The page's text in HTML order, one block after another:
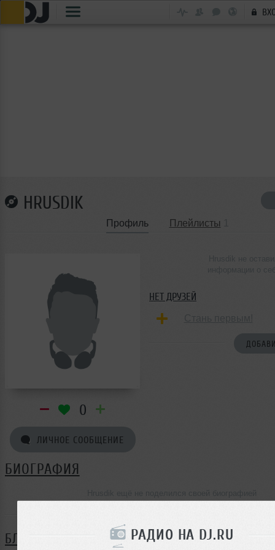
РАДИО НА DJ.RU
HRUSDIK
Профиль Плейлисты
0
ЛИЧНОЕ СООБЩЕНИЕ
НЕТ ДРУЗЕЙ
БИОГРАФИЯ
БЛОГ